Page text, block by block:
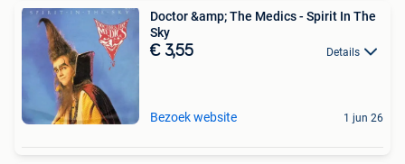
Doctor &amp; The Medics - Spirit In The
Sky
€ 3,55 Details
Bezoek website 1 jun 26